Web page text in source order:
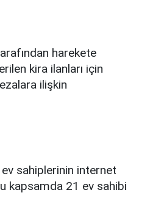
harekete
kira ilanları için
ilişkin
ev sahiplerinin internet
kapsamda 21 ev sahibi